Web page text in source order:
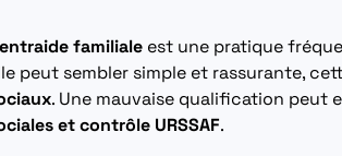
entraide familiale est une pratique
peut sembler simple et rassurante,
. Une mauvaise qualification peut
et contrôle URSSAF.